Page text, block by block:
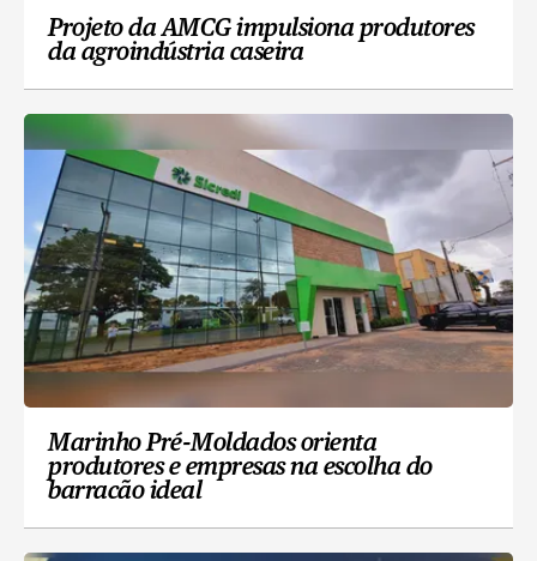
Projeto da AMCG impulsiona produtores
da agroindústria caseira
Marinho Pré-Moldados orienta
produtores e empresas na escolha do
barracão ideal